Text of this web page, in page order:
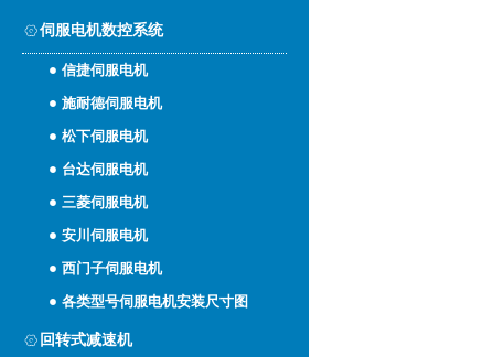
伺服电机数控系统
信捷伺服电机
施耐德伺服电机
松下伺服电机
台达伺服电机
三菱伺服电机
安川伺服电机
西门子伺服电机
各类型号伺服电机安装尺寸图
回转式减速机